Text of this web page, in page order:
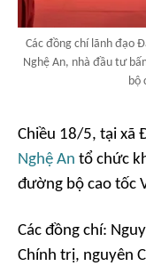
Các đồng chí lãnh đạo
Nghệ An, nhà đầu tư
bộ
Chiều 18/5, tại xã
Nghệ An tổ chức
đường bộ cao tốc
Các đồng chí:
Chính trị, nguyên